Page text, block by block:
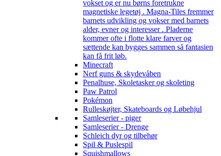
vokset og er nu børns foretrukne
magnetiske legetøj . Magna-Tiles fremmer
barnets udvikling og vokser med barnets
alder, evner og interesser . Pladerne
kommer ofte i flotte klare farver og
sættende kan bygges sammen så fantasien
kan få frit løb.
Minecraft
Nerf guns & skydevåben
Penalhuse, Skoletasker og skoleting
Paw Patrol
Pokémon
Rulleskøjter, Skateboards og Løbehjul
Samleserier - piger
Samleserier - Drenge
Schleich dyr og tilbehør
Spil & Puslespil
Squishmallows